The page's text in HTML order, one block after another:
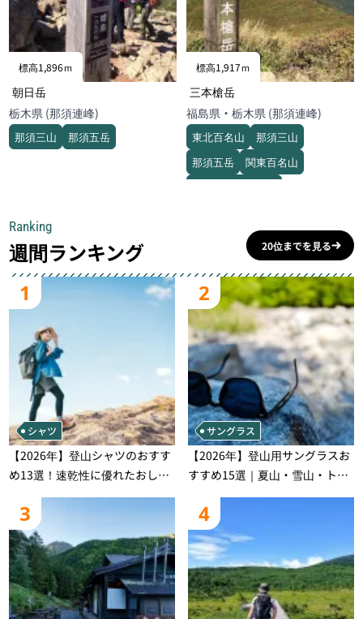
標高1,896ｍ
朝日岳
栃木県 (那須連峰)
那須三山 那須五岳
標高1,917ｍ
三本槍岳
福島県・栃木県 (那須連峰)
東北百名山
那須三山
那須五岳
関東百名山
Ranking
週間ランキング 20位までを見る
1
シャツ
【2026年】登山シャツのおすす
め13選！速乾性に優れたおしゃ
れなモデルを徹底紹介！
2
サングラス
【2026年】登山用サングラスお
すすめ15選｜夏山・雪山・トレ
ラン別、シーンで選ぶ失敗しな
い一本
3 4